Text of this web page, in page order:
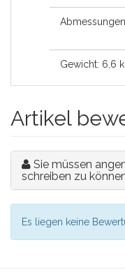
Gewicht: 6,6
Artikel
Sie müssen
schreiben zu
Es liegen keine